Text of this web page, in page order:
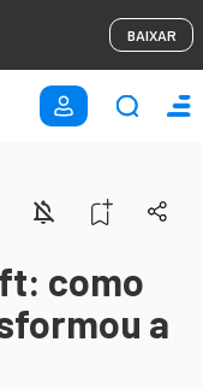
BAIXAR
como
a